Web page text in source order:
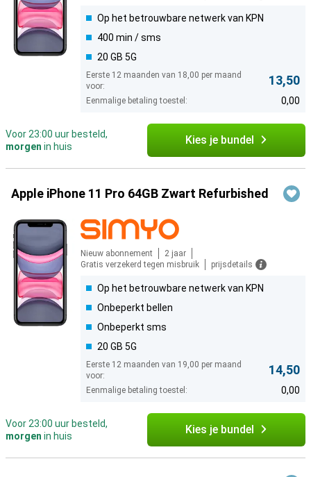
Op het betrouwbare netwerk van KPN
400 min / sms
20 GB 5G
Eerste 12 maanden van 18,00 per maand
voor:
13,50
Eenmalige betaling toestel: 0,00
Voor 23:00 uur besteld,
morgen in huis Kies je bundel
Apple iPhone 11 Pro 64GB Zwart Refurbished
Nieuw abonnement
2 jaar
Gratis verzekerd tegen misbruik
prijsdetails
Op het betrouwbare netwerk van KPN
Onbeperkt bellen
Onbeperkt sms
20 GB 5G
Eerste 12 maanden van 19,00 per maand
voor:
14,50
Eenmalige betaling toestel: 0,00
Voor 23:00 uur besteld,
morgen in huis Kies je bundel